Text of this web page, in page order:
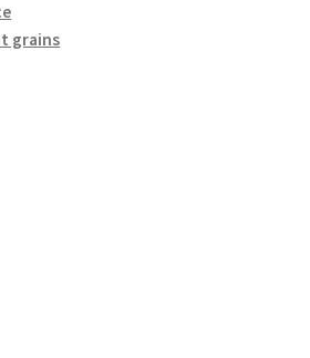
grains